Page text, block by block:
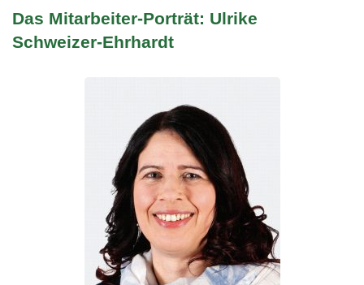
Das Mitarbeiter-Porträt: Ulrike
Schweizer-Ehrhardt